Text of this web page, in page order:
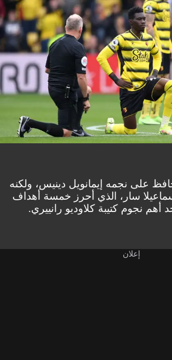
على نجمه إيمانويل دينيس، ولكنه
سار، الذي أحرز خمسة أهداف
أهم نجوم كتيبة كلاوديو رانييري.